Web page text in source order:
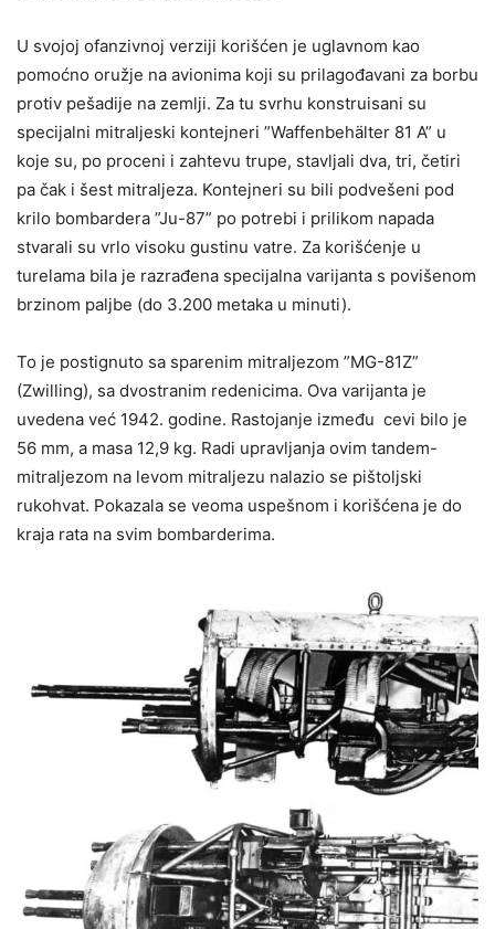
U svojoj ofanzivnoj verziji korišćen je uglavnom kao
pomoćno oružje na avionima koji su prilagođavani za borbu
protiv pešadije na zemlji. Za tu svrhu konstruisani su
specijalni mitraljeski kontejneri ”Waffenbehälter 81 A” u
koje su, po proceni i zahtevu trupe, stavljali dva, tri, četiri
pa čak i šest mitraljeza. Kontejneri su bili podvešeni pod
krilo bombardera ”Ju-87” po potrebi i prilikom napada
stvarali su vrlo visoku gustinu vatre. Za korišćenje u
turelama bila je razrađena specijalna varijanta s povišenom
brzinom paljbe (do 3.200 metaka u minuti).
To je postignuto sa sparenim mitraljezom ”MG-81Z”
(Zwilling), sa dvostranim redenicima. Ova varijanta je
uvedena već 1942. godine. Rastojanje između cevi bilo je
56 mm, a masa 12,9 kg. Radi upravljanja ovim tandem-
mitraljezom na levom mitraljezu nalazio se pištoljski
rukohvat. Pokazala se veoma uspešnom i korišćena je do
kraja rata na svim bombarderima.